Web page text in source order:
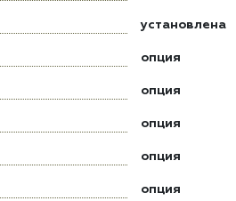
установлена
опция
опция
опция
опция
опция